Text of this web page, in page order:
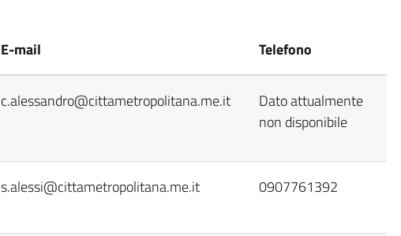
E-mail Telefono
c.alessandro@cittametropolitana.me.it
Dato attualmente
non disponibile
s.alessi@cittametropolitana.me.it 0907761392